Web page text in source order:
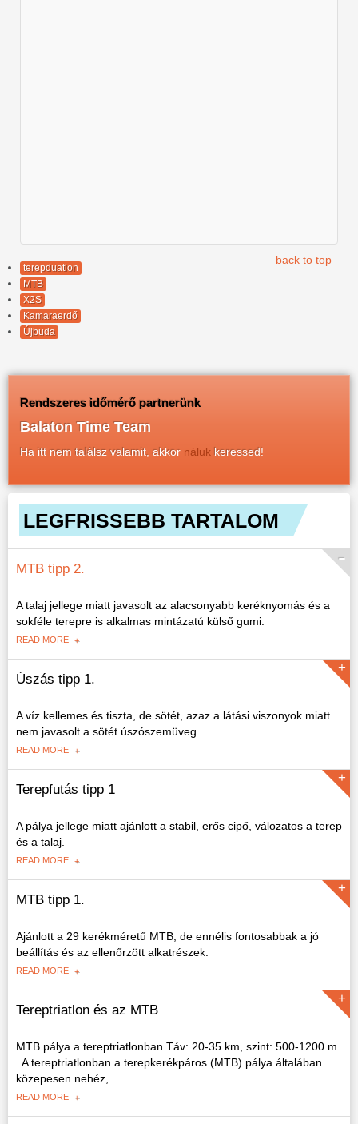
back to top
terepduatlon
MTB
X2S
Kamaraerdő
Újbuda
Rendszeres időmérő partnerünk
Balaton Time Team
Ha itt nem találsz valamit, akkor náluk keressed!
LEGFRISSEBB TARTALOM
MTB tipp 2.
A talaj jellege miatt javasolt az alacsonyabb keréknyomás és a
sokféle terepre is alkalmas mintázatú külső gumi.
READ MORE
Úszás tipp 1.
A víz kellemes és tiszta, de sötét, azaz a látási viszonyok miatt
nem javasolt a sötét úszószemüveg.
READ MORE
Terepfutás tipp 1
A pálya jellege miatt ajánlott a stabil, erős cipő, válozatos a terep
és a talaj.
READ MORE
MTB tipp 1.
Ajánlott a 29 kerékméretű MTB, de ennélis fontosabbak a jó
beállítás és az ellenőrzött alkatrészek.
READ MORE
Tereptriatlon és az MTB
MTB pálya a tereptriatlonban Táv: 20-35 km, szint: 500-1200 m
A tereptriatlonban a terepkerékpáros (MTB) pálya általában
közepesen nehéz,
READ MORE